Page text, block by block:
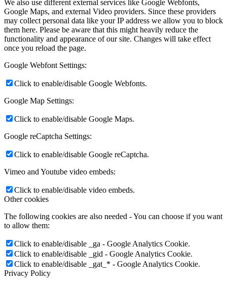
We also use different external services like Google Webfonts,
Google Maps, and external Video providers. Since these providers
may collect personal data like your IP address we allow you to block
them here. Please be aware that this might heavily reduce the
functionality and appearance of our site. Changes will take effect
once you reload the page.
Google Webfont Settings:
Click to enable/disable Google Webfonts.
Google Map Settings:
Click to enable/disable Google Maps.
Google reCaptcha Settings:
Click to enable/disable Google reCaptcha.
Vimeo and Youtube video embeds:
Click to enable/disable video embeds.
Other cookies
The following cookies are also needed - You can choose if you want
to allow them:
Click to enable/disable _ga - Google Analytics Cookie.
Click to enable/disable _gid - Google Analytics Cookie.
Click to enable/disable _gat_* - Google Analytics Cookie.
Privacy Policy